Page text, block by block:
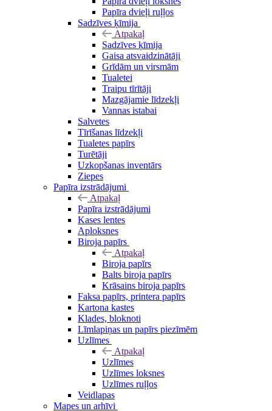
Papīra dvieļi ruļļos
Sadzīves ķīmija
Atpakaļ
Sadzīves ķīmija
Gaisa atsvaidzinātāji
Grīdām un virsmām
Tualetei
Traipu tīrītāji
Mazgājamie līdzekļi
Vannas istabai
Salvetes
Tīrīšanas līdzekļi
Tualetes papīrs
Turētāji
Uzkopšanas inventārs
Ziepes
Papīra izstrādājumi
Atpakaļ
Papīra izstrādājumi
Kases lentes
Aploksnes
Biroja papīrs
Atpakaļ
Biroja papīrs
Balts biroja papīrs
Krāsains biroja papīrs
Faksa papīrs, printera papīrs
Kartona kastes
Klades, bloknoti
Līmlapiņas un papīrs piezīmēm
Uzlīmes
Atpakaļ
Uzlīmes
Uzlīmes loksnes
Uzlīmes ruļļos
Veidlapas
Mapes un arhīvi